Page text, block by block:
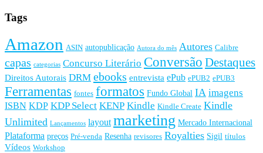
Tags
Amazon ASIN autopublicação Autora do mês Autores Calibre
capas categorias Concurso Literário Conversão Destaques
Direitos Autorais DRM ebooks entrevista ePub ePUB2 ePUB3
Ferramentas fontes formatos Fundo Global IA imagens
ISBN KDP KDP Select KENP Kindle Kindle Create Kindle
Unlimited Lançamentos layout marketing Mercado Internacional
Plataforma preços Pré-venda Resenha revisores Royalties Sigil títulos
Vídeos Workshop